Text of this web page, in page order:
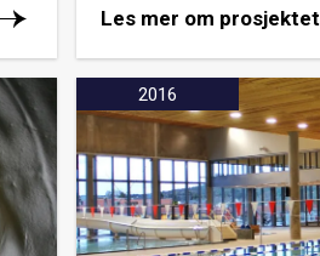
Les mer om prosjektet
2016